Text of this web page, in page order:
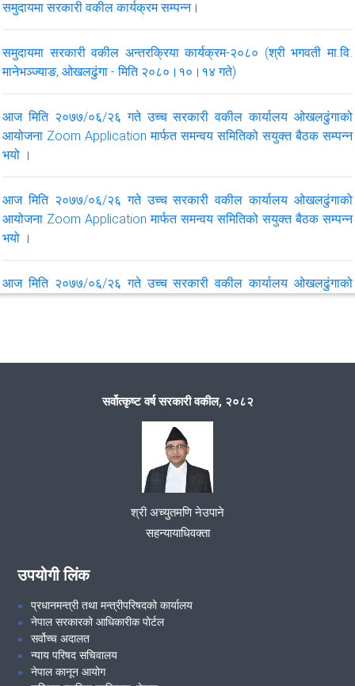
समुदायमा सरकारी वकील कार्यक्रम सम्पन्न।
समुदायमा सरकारी वकील अन्तरक्रिया कार्यक्रम-२०८० (श्री भगवती मा.वि.
मानेभञ्ज्याङ, ओखलढुंगा - मिति २०८०।१०।१४ गते)
आज मिति २०७७/०६/२६ गते उच्च सरकारी वकील कार्यालय ओखलढुंगाको
आयोजना Zoom Application मार्फत समन्वय समितिको सयुक्त बैठक सम्पन्न
भयो ।
आज मिति २०७७/०६/२६ गते उच्च सरकारी वकील कार्यालय ओखलढुंगाको
आयोजना Zoom Application मार्फत समन्वय समितिको सयुक्त बैठक सम्पन्न
भयो ।
आज मिति २०७७/०६/२६ गते उच्च सरकारी वकील कार्यालय ओखलढुंगाको
आज मिति २०७७/०६/२६ गते उच्च सरकारी वकील कार्यालय ओखलढुंगाको
कारागार कार्यलय खोटाङको अनुगमन र निरिक्षण सम्पन्न भयो
मिति २०७७/०६/०८ गते कारागार कार्यलय खोटाङको अनुगमन तथा निरीक्षण
सरसफाई गरेर संविधान दिवस मनाईयो
VIEW ALL
सर्वोत्कृष्ट वर्ष सरकारी वकील, २०८२
श्री अच्युतमणि नेउपाने
सहन्यायाधिवक्ता
उपयोगी लिंक
प्रधानमन्त्री तथा मन्त्रीपरिषदको कार्यालय
नेपाल सरकारको आधिकारीक पोर्टल
सर्वोच्च अदालत
न्याय परिषद सचिवालय
नेपाल कानून आयोग